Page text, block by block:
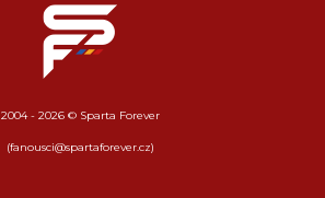
2004 - 2026 © Sparta Forever
(fanousci@spartaforever.cz)